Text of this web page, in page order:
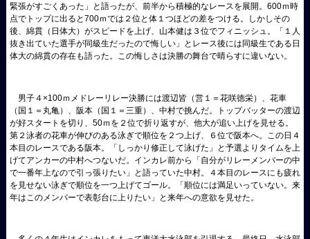
緊張がすごくあった」と語ったが、前半から積極的なレースを展開。 600ｍ時
点でトップに出ると700ｍでは２位と体１つほどの差をつける。しかしその
後、綿貫（日体大）がスピードを上げ、山本健は３位でフィニッシュ。「１人
抜き出ていた選手が同級生だったので悔しい」とレース後には同級生である日
体大の綿貫の存在も語った。この悔しさは決勝の舞台で晴らすに違いない。
男子４×100ｍメドレーリレー決勝には渡辺皆（営１＝花咲徳栄）、花車
（国１＝丸亀）、阪本（国１＝三重）、中村で挑んだ。トップバッターの渡辺
が好スタートを切り、 50ｍを２位で折り返すが、他大が追い上げを見せる。
第２泳者の花車が伸びのある泳ぎで順位を２つ上げ、６位で阪本へ。この日４
本目のレースである阪本。「しっかり修正して泳げた」と予選よりタイムを上
げてアンカーの中村へつないだ。インカレ前から「自分がリレーメンバーの中
で一番年上なので引っ張りたい」と語っていた中村。４本目のレースにも疲れ
を見せない泳ぎで順位を一つ上げてゴール。「順位には満足いっていない。来
年はこのメンバーで表彰台に上りたい」と来年への意欲を見せた。